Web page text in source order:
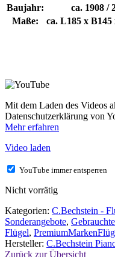
Baujahr:
ca. 1908 /
Maße:
ca. L185 x B145
Mit dem Laden des Videos
Datenschutzerklärung von
Mehr erfahren
Video laden
YouTube immer entsperren
Nicht vorrätig
Kategorien: C.Bechstein -
Sonderangebote,
Flügel,
Hersteller: C.Bechstein
Zurück zur Übersicht